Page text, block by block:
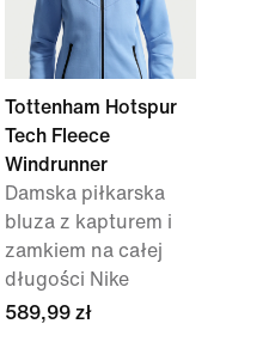
Tottenham Hotspur
Tech Fleece
Windrunner
Damska piłkarska
bluza z kapturem i
zamkiem na całej
długości Nike
589,99 zł